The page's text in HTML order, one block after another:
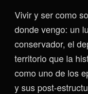
Vivir y ser como
donde vengo: un
conservador, el
territorio que la
como uno de los
y sus post-